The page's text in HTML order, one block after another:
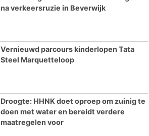
na verkeersruzie in Beverwijk
Vernieuwd parcours kinderlopen Tata
Steel Marquetteloop
Droogte: HHNK doet oproep om zuinig te
doen met water en bereidt verdere
maatregelen voor